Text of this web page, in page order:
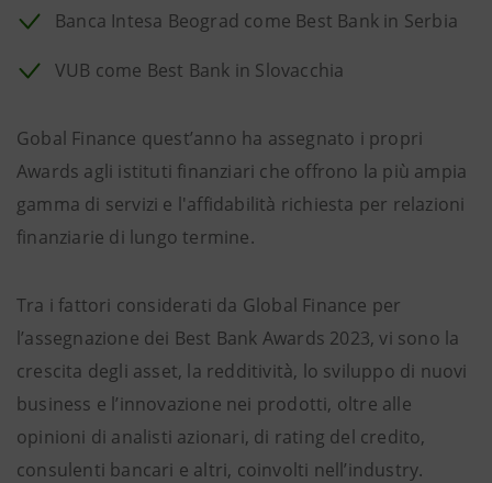
Banca Intesa Beograd come Best Bank in Serbia
VUB come Best Bank in Slovacchia
Gobal Finance quest’anno ha assegnato i propri
Awards agli istituti finanziari che offrono la più ampia
gamma di servizi e l'affidabilità richiesta per relazioni
finanziarie di lungo termine.
Tra i fattori considerati da Global Finance per
l’assegnazione dei Best Bank Awards 2023, vi sono la
crescita degli asset, la redditività, lo sviluppo di nuovi
business e l’innovazione nei prodotti, oltre alle
opinioni di analisti azionari, di rating del credito,
consulenti bancari e altri, coinvolti nell’industry.